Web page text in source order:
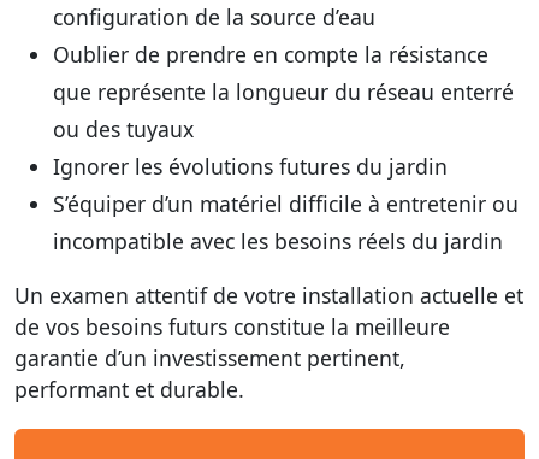
configuration de la source d’eau
Oublier de prendre en compte la résistance
que représente la longueur du réseau enterré
ou des tuyaux
Ignorer les évolutions futures du jardin
S’équiper d’un matériel difficile à entretenir ou
incompatible avec les besoins réels du jardin
Un examen attentif de votre installation actuelle et
de vos besoins futurs constitue la meilleure
garantie d’un investissement pertinent,
performant et durable.